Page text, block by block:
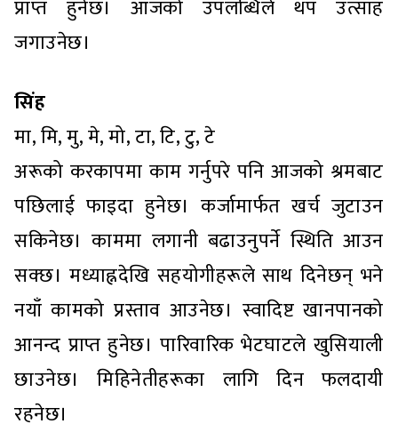
प्राप्त हुनेछ। आजको उपलब्धिले थप उत्साह
जगाउनेछ।
सिंह
मा, मि, मु, मे, मो, टा, टि, टु, टे
अरूको करकापमा काम गर्नुपरे पनि आजको श्रमबाट
पछिलाई फाइदा हुनेछ। कर्जामार्फत खर्च जुटाउन
सकिनेछ। काममा लगानी बढाउनुपर्ने स्थिति आउन
सक्छ। मध्याह्नदेखि सहयोगीहरूले साथ दिनेछन् भने
नयाँ कामको प्रस्ताव आउनेछ। स्वादिष्ट खानपानको
आनन्द प्राप्त हुनेछ। पारिवारिक भेटघाटले खुसियाली
छाउनेछ। मिहिनेतीहरूका लागि दिन फलदायी
रहनेछ।